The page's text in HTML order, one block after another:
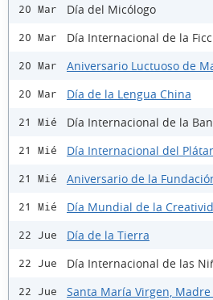
20 Mar Día del Micólogo
20 Mar Día Internacional de la
20 Mar Aniversario Luctuoso de
20 Mar Día de la Lengua China
21 Mié Día Internacional de la
21 Mié Día Internacional del
21 Mié Aniversario de la
21 Mié Día Mundial de la
22 Jue Día de la Tierra
22 Jue Día Internacional de las
22 Jue Santa María Virgen,